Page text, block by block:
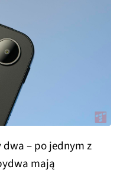
– po jednym z
mają